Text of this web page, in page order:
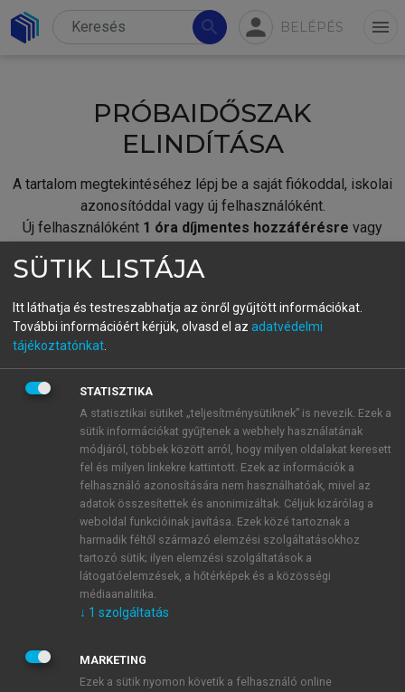
search person BELÉPÉS menu
PRÓBAIDŐSZAK
ELINDÍTÁSA
A tartalom megtekintéséhez lépj be a saját fiókoddal, iskolai
azonosítóddal vagy új felhasználóként.
Új felhasználóként 1 óra díjmentes hozzáférésre vagy
fiókoddal,vagy hozz létre új fiókot.
A regisztráció után apróbaidőszakautomatikusan
BELÉPÉS SAJÁT FIÓKKAL
ÚJ FIÓK LÉTREHOZÁSA
1 óra díjmentes hozzáférés
E-MAIL-CÍM
JELSZÓ
SÜTIK LISTÁJA
Itt láthatja és testreszabhatja az önről gyűjtött információkat.
További információért kérjük, olvasd el az adatvédelmi
tájékoztatónkat
STATISZTIKA
A statisztikai sütiket „teljesítménysütiknek” is nevezik. Ezek a
sütik információkat gyűjtenek a webhely használatának
módjáról, többek között arról, hogy milyen oldalakat keresett
fel és milyen linkekre kattintott. Ezek az információk a
felhasználó azonosítására nem használhatóak, mivel az
adatok összesítettek és anonimizáltak. Céljuk kizárólag a
weboldal funkcióinak javítása. Ezek közé tartoznak a
harmadik féltől származó elemzési szolgáltatásokhoz
tartozó sütik; ilyen elemzési szolgáltatások a
látogatóelemzések, a hőtérképek és a közösségi
médiaanalitika.
↓ 1 szolgáltatás
MARKETING
Ezek a sütik nyomon követik a felhasználó online